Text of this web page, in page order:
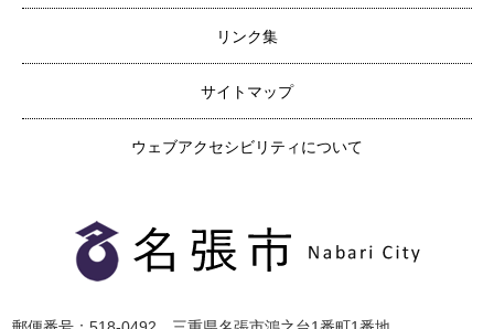
リンク集
サイトマップ
ウェブアクセシビリティについて